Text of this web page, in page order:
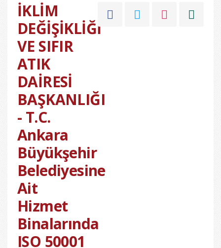
İKLİM
DEĞİŞİKLİĞİ
VE SIFIR
ATIK
DAİRESİ
BAŞKANLIĞI
- T.C.
Ankara
Büyükşehir
Belediyesine
Ait
Hizmet
Binalarında
ISO 50001